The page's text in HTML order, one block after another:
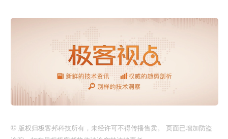
© 版权归极客邦科技所有，未经许可不得传播售卖。 页面已增加防盗